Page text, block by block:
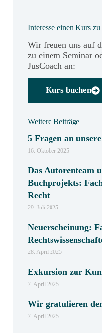
Interesse einen Kurs zu
Wir freuen uns auf
zu einem Seminar
JusCoach an:
Kurs buchen
Weitere Beiträge
5 Fragen an
16. Oktober 2025
Das Autorenteam
Buchprojekts:
Recht
29. Juli 2025
Neuerscheinung:
28. April 2025
Exkursion zur
7. April 2025
Wir gratulieren
7. April 2025